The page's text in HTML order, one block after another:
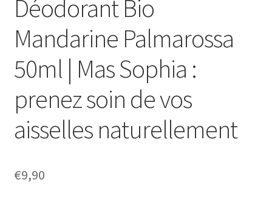
Déodorant Bio
Mandarine Palmarossa
50ml | Mas Sophia :
prenez soin de vos
aisselles naturellement
€9,90